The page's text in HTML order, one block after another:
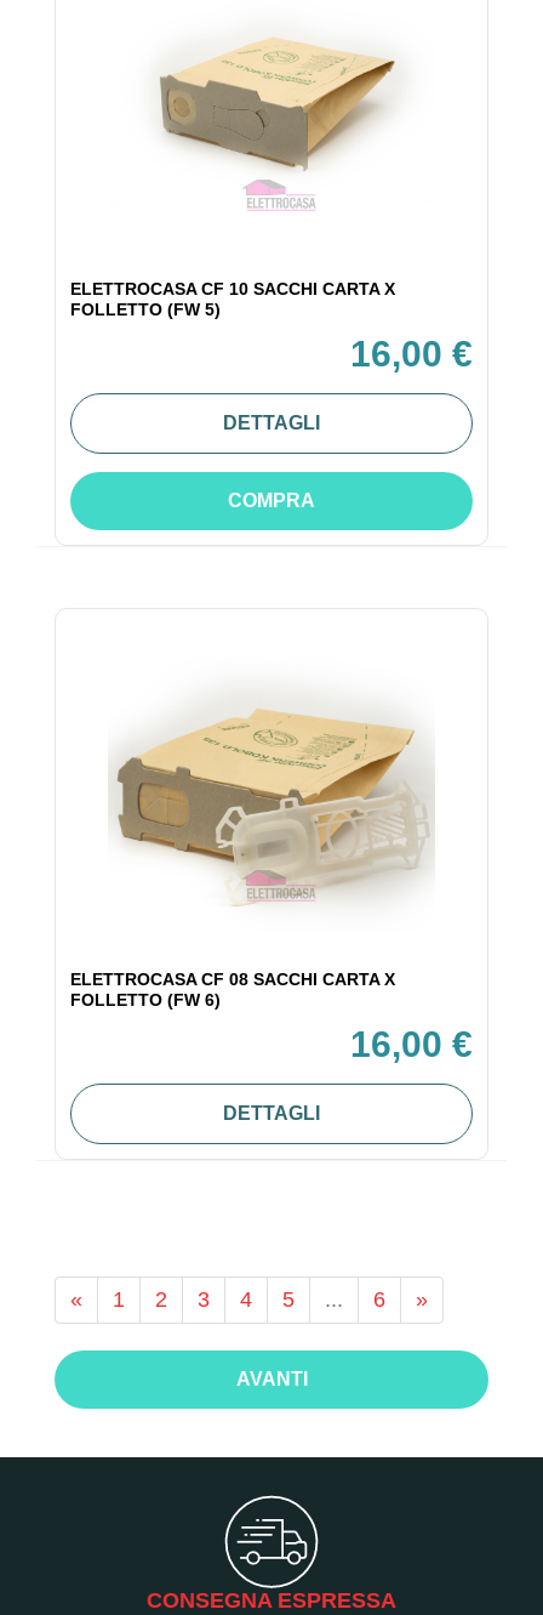
ELETTROCASA CF 10 SACCHI CARTA X
FOLLETTO (FW 5)
16,00 €
DETTAGLI
COMPRA
ELETTROCASA CF 08 SACCHI CARTA X
FOLLETTO (FW 6)
16,00 €
DETTAGLI
« 1 2 3 4 5 ... 6 »
AVANTI
CONSEGNA ESPRESSA